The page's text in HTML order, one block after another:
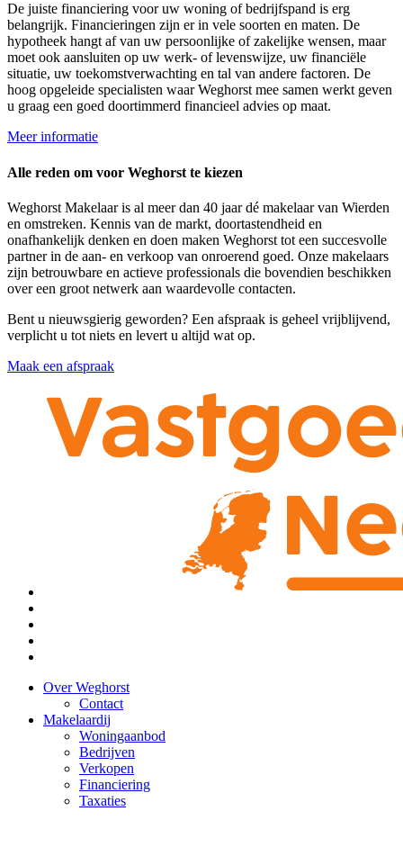
De juiste financiering voor uw woning of bedrijfspand is erg
belangrijk. Financieringen zijn er in vele soorten en maten. De
hypotheek hangt af van uw persoonlijke of zakelijke wensen, maar
moet ook aansluiten op uw werk- of levenswijze, uw financiële
situatie, uw toekomstverwachting en tal van andere factoren. De
hoog opgeleide specialisten waar Weghorst mee samen werkt geven
u graag een goed doortimmerd financieel advies op maat.
Meer informatie
Alle reden om voor Weghorst te kiezen
Weghorst Makelaar is al meer dan 40 jaar dé makelaar van Wierden
en omstreken. Kennis van de markt, doortastendheid en
onafhankelijk denken en doen maken Weghorst tot een succesvolle
partner in de aan- en verkoop van onroerend goed. Onze makelaars
zijn betrouwbare en actieve professionals die bovendien beschikken
over een groot netwerk aan waardevolle contacten.
Bent u nieuwsgierig geworden? Een afspraak is geheel vrijblijvend,
verplicht u tot niets en levert u altijd wat op.
Maak een afspraak
Over Weghorst
Contact
Makelaardij
Woningaanbod
Bedrijven
Verkopen
Financiering
Taxaties